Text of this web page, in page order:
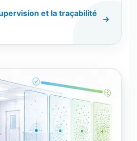
et la traçabilité